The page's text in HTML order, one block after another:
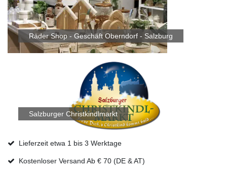
Räder Shop - Geschäft Oberndorf - Salzburg
Salzburger Christkindlmarkt
Lieferzeit etwa 1 bis 3 Werktage
Kostenloser Versand Ab € 70 (DE & AT)